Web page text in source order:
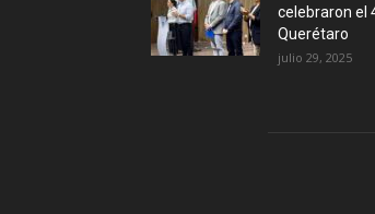
celebraron el
Querétaro
julio 29, 2025